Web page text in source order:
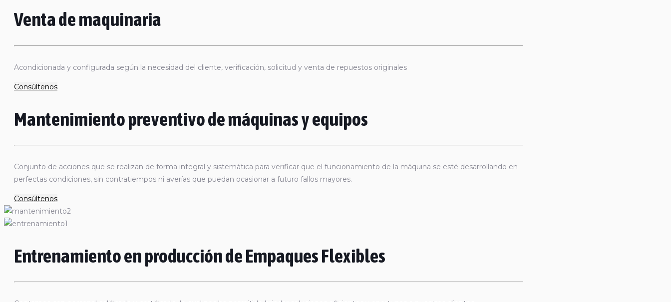
Venta de maquinaria
Acondicionada y configurada según la necesidad del cliente, verificación, solicitud y venta de repuestos originales
Consúltenos
Mantenimiento preventivo de máquinas y equipos
Conjunto de acciones que se realizan de forma integral y sistemática para verificar que el funcionamiento de la máquina se esté desarrollando en
perfectas condiciones, sin contratiempos ni averías que puedan ocasionar a futuro fallos mayores.
Consúltenos
Entrenamiento en producción de Empaques Flexibles